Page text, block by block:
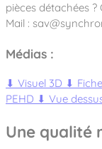
pièces détachées ?
Mail :
Médias :
⬇ Visuel 3D ⬇
PEHD ⬇ Vue
Une qualité